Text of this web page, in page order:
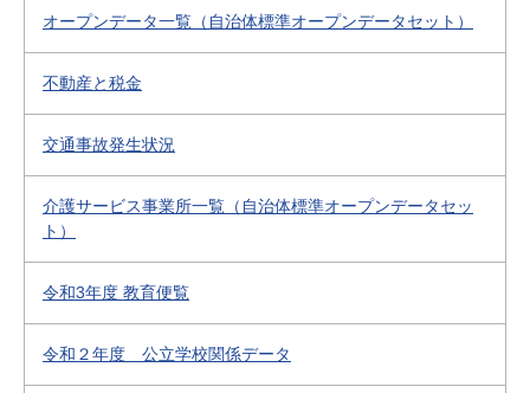
オープンデータ一覧（自治体標準オープンデータセット）
不動産と税金
交通事故発生状況
介護サービス事業所一覧（自治体標準オープンデータセッ
ト）
令和3年度 教育便覧
令和２年度 公立学校関係データ